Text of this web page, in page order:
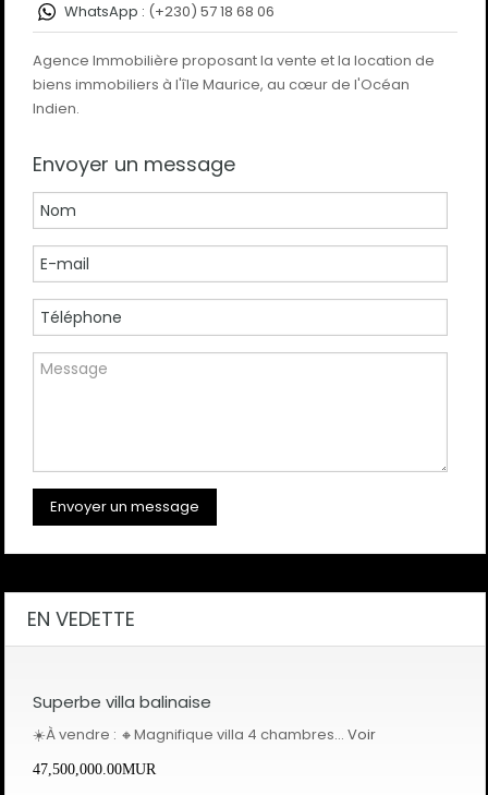
WhatsApp : (+230) 57 18 68 06
Agence Immobilière proposant la vente et la location de
biens immobiliers à l'île Maurice, au cœur de l'Océan
Indien.
Envoyer un message
EN VEDETTE
Superbe villa balinaise
☀️À vendre : 🔸Magnifique villa 4 chambres… Voir
47,500,000.00MUR